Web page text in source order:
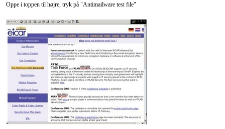
Oppe i toppen til højre, tryk på "Antimailware test file"